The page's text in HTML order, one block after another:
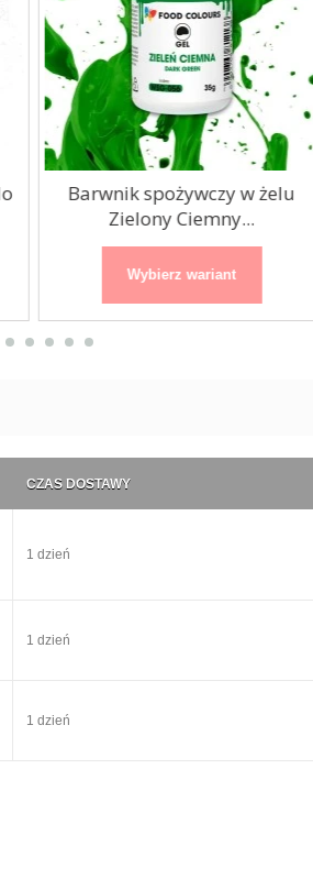
Barwnik spożywczy w żelu
Zielony Ciemny...
Wybierz wariant
CZAS DOSTAWY
1 dzień
1 dzień
1 dzień